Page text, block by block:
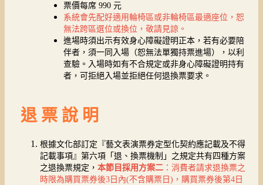
票價每席 990 元
系統會先配好適用輪椅區或非輪椅區最適座位，恕
無法跨區選位或換位，敬請見諒。
進場時須出示有效身心障礙證明正本，若有必要陪
伴者，須一同入場（恕無法單獨持票進場），以利
查驗。入場時如有不合規定或非身心障礙證明持有
者，可拒絕入場並拒絕任何退換票要求。
退 票 說 明
根據文化部訂定『藝文表演票券定型化契約應記載及不得
記載事項』第六項「退、換票機制」之規定共有四種方案
之退換票規定， 本節目採用方案二 ：消費者請求退換票之
時限為購買票券後3日內(不含購票日)，購買票券後第4日